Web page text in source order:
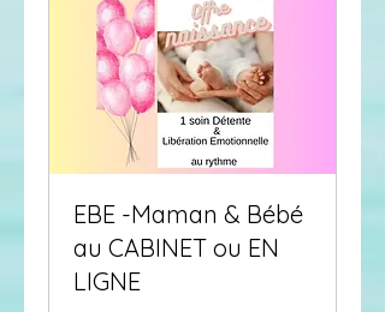
EBE -Maman & Bébé
au CABINET ou EN
LIGNE